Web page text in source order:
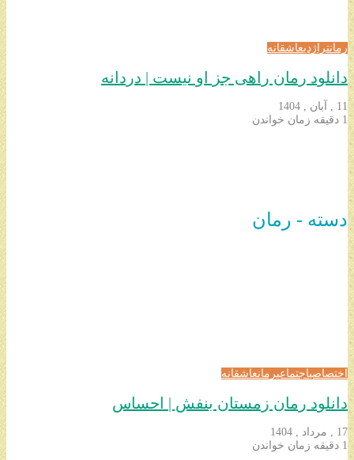
رمانتراژدیعاشقانه
دانلود رمان راهی جز او نیست | دردانه
11 , آبان , 1404
1 دقیقه زمان خواندن
اختصاصیاجتماعیرمانعاشقانه
دانلود رمان زمستان بنفش | احساس
17 , مرداد , 1404
1 دقیقه زمان خواندن
دسته - رمان